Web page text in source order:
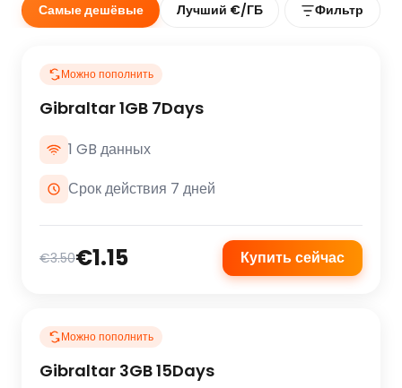
Самые дешёвые Лучший €/ГБ Фильтр
Можно пополнить
Gibraltar 1GB 7Days
1 GB данных
Срок действия 7 дней
€3.50€1.15 Купить сейчас
Можно пополнить
Gibraltar 3GB 15Days